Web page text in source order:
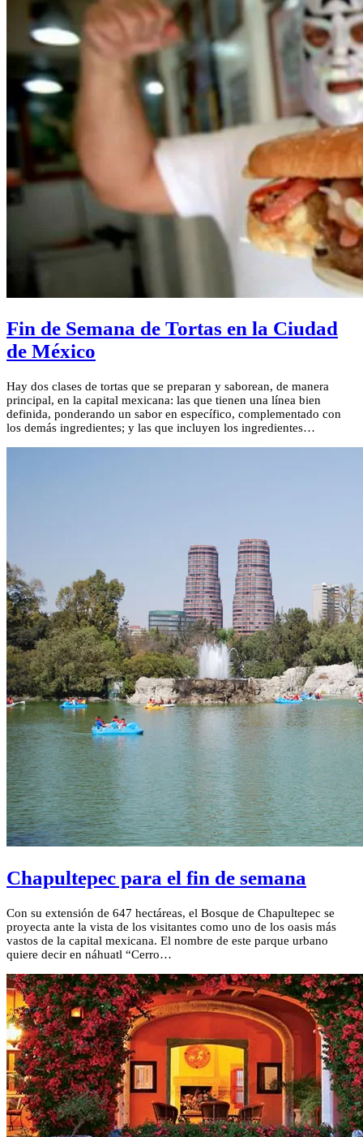
Fin de Semana de Tortas en la Ciudad
de México
Hay dos clases de tortas que se preparan y saborean, de manera
principal, en la capital mexicana: las que tienen una línea bien
definida, ponderando un sabor en específico, complementado con
los demás ingredientes; y las que incluyen los ingredientes…
Chapultepec para el fin de semana
Con su extensión de 647 hectáreas, el Bosque de Chapultepec se
proyecta ante la vista de los visitantes como uno de los oasis más
vastos de la capital mexicana. El nombre de este parque urbano
quiere decir en náhuatl “Cerro…